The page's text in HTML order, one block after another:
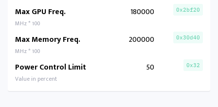
Max GPU Freq.
MHz * 100
180000 0x2bf20
Max Memory Freq.
MHz * 100
200000 0x30d40
Power Control Limit
Value in percent
50 0x32